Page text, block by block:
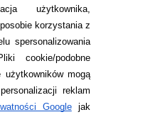
użytkownika,
korzystania z
spersonalizowania
cookie/podobne
użytkowników mogą
reklam
Googlejak